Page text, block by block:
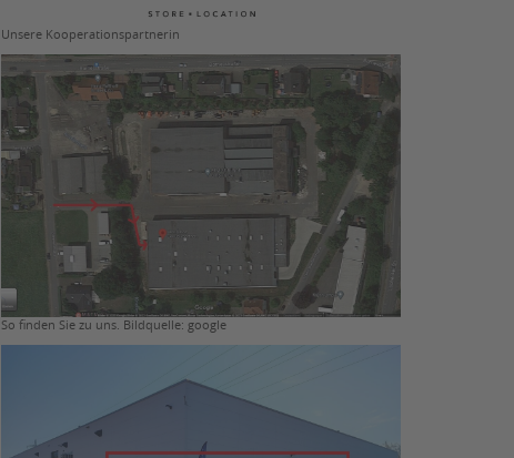
Unsere Kooperationspartnerin
So finden Sie zu uns. Bildquelle: google